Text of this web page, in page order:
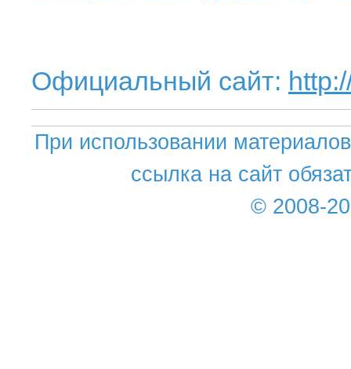
Официальный сайт:
При использовании
ссылка на сайт
© 2008-